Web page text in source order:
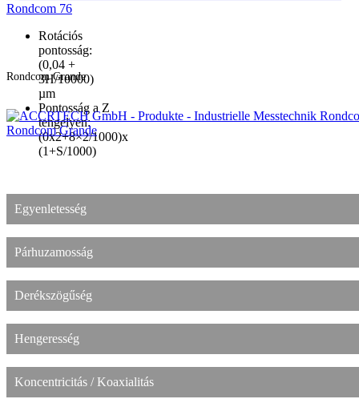
Rondcom 76
Rotációs
pontosság:
(0,04 +
3H/10000)
µm
Pontosság a Z
tengelyen:
(0x2+8×2/1000)x
(1+S/1000)
Rondcom Grande
Rondcom Grande
Egyenletesség
Párhuzamosság
Derékszögűség
Hengeresség
Koncentricitás / Koaxialitás